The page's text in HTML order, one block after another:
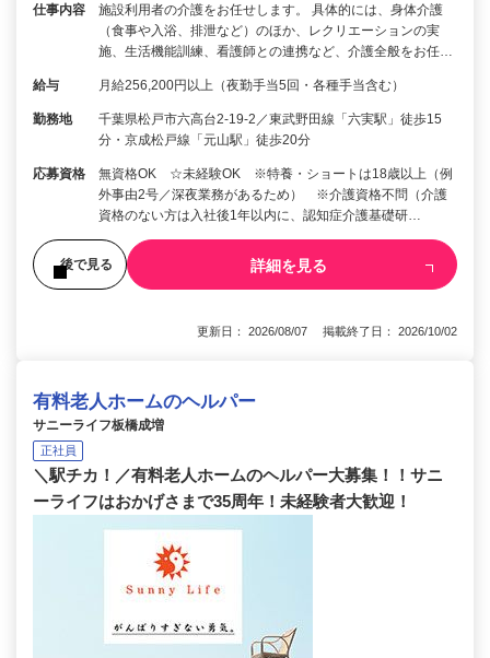
仕事内容
施設利用者の介護をお任せします。 具体的には、身体介護
（食事や入浴、排泄など）のほか、レクリエーションの実
施、生活機能訓練、看護師との連携など、介護全般をお任…
給与 月給256,200円以上（夜勤手当5回・各種手当含む）
勤務地
千葉県松戸市六高台2‑19‑2／東武野田線「六実駅」徒歩15
分・京成松戸線「元山駅」徒歩20分
応募資格
無資格OK ☆未経験OK ※特養・ショートは18歳以上（例
外事由2号／深夜業務があるため） ※介護資格不問（介護
資格のない方は入社後1年以内に、認知症介護基礎研…
後で見る 詳細を見る
更新日： 2026/08/07 掲載終了日： 2026/10/02
有料老人ホームのヘルパー
サニーライフ板橋成増
正社員
＼駅チカ！／有料老人ホームのヘルパー大募集！！サニ
ーライフはおかげさまで35周年！未経験者大歓迎！